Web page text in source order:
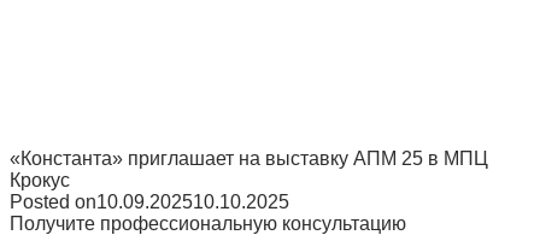
«Константа» приглашает на выставку АПМ 25 в МПЦ
Крокус
Posted on10.09.202510.10.2025
Получите профессиональную консультацию